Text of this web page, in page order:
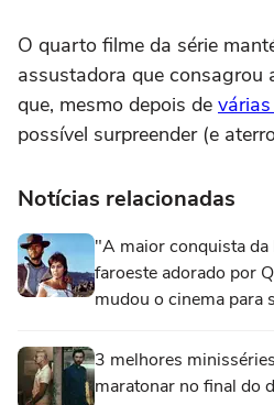
O quarto filme da série
assustadora que consagrou
que, mesmo depois de
possível surpreender (e
Notícias relacionadas
"A maior conquista
faroeste adorado por
mudou o cinema para
3 melhores
maratonar no final do